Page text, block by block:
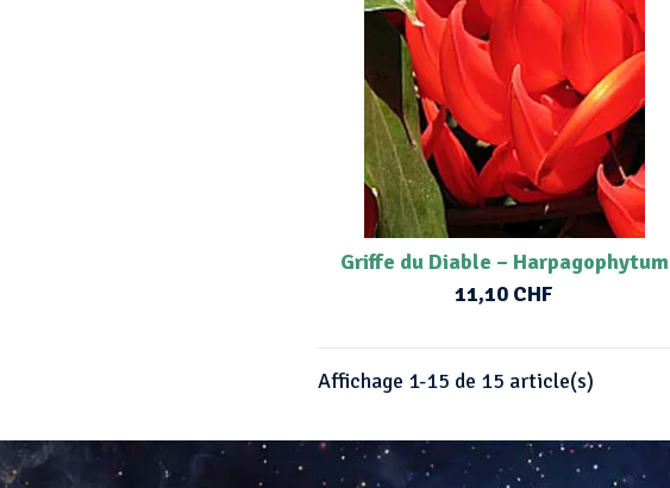
Griffe du Diable – Harpagophytum
11,10 CHF
Affichage 1-15 de 15 article(s)